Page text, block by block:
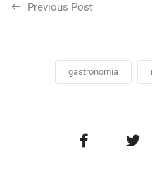
Previous Post
gastronomia